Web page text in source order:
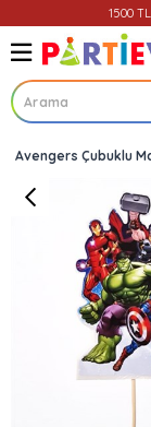
1500
Avengers Çubuklu